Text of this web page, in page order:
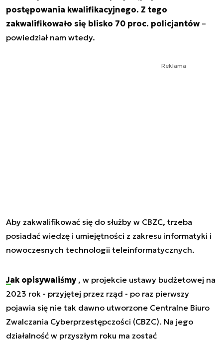
postępowania kwalifikacyjnego. Z tego
zakwalifikowało się blisko 70 proc. policjantów –
powiedział nam wtedy.
Reklama
Aby zakwalifikować się do służby w CBZC, trzeba
posiadać wiedzę i umiejętności z zakresu informatyki i
nowoczesnych technologii teleinformatycznych.
Jak opisywaliśmy , w projekcie ustawy budżetowej na
2023 rok - przyjętej przez rząd - po raz pierwszy
pojawia się nie tak dawno utworzone Centralne Biuro
Zwalczania Cyberprzestępczości (CBZC). Na jego
działalność w przyszłym roku ma zostać